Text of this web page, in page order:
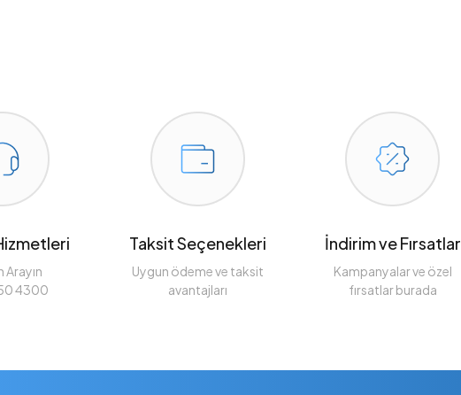
Arayın
4300
Taksit Seçenekleri
Uygun ödeme ve taksit
avantajları
İndirim ve Fırsatlar
Kampanyalar ve özel
fırsatlar burada